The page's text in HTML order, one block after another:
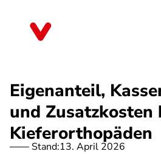
Eigenanteil,
und Zusatzkosten
Kieferorthopäden
Stand:13. April 2026